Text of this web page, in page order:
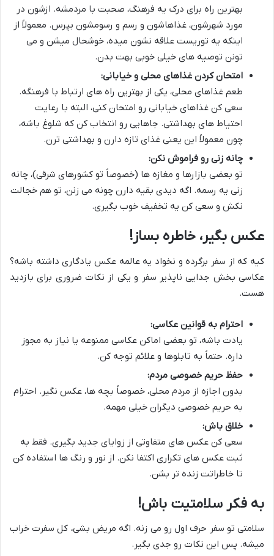
بهترین راه برای درک یه فرهنگ، صحبت با مردمشه. ازشون در
مورد شهرشون، غذاهاشون و رسم و رسومشون بپرس. معمولاً از
اینکه یه توریست علاقه نشون میده، خوشحال میشن و می
تونن توصیه های خیلی خوبی بهت بدن.
امتحان کردن غذاهای محلی و خیابانی:
طعم غذاهای محلی، یکی از بهترین راه های ارتباط با فرهنگه.
سعی کن غذاهای خیابانی رو امتحان کنی، البته با رعایت
احتیاط های بهداشتی. جاهایی رو انتخاب کن که شلوغ باشه،
چون معمولاً این یعنی غذای تازه دارن و بهداشتی ترن.
چانه زنی رو فراموش نکن:
تو بعضی بازارها و مغازه ها (خصوصاً تو کشورهای شرقی)، چانه
زنی یه رسمه. اگه دیدی بقیه دارن چونه می زنن، تو هم خجالت
نکش و سعی کن یه تخفیف خوب بگیری.
عکس بگیر، خاطره بساز!
کیه که از سفر برگرده و نخواد یه عالمه عکس یادگاری داشته باشه؟
عکاسی بخش جدایی ناپذیر سفر و یکی از نکات ضروری برای بازدید
هست.
احترام به قوانین عکاسی:
یادت باشه، تو بعضی اماکن عکاسی ممنوعه یا نیاز به مجوز
داره. حتماً به تابلوها و علائم توجه کن.
حفظ حریم خصوصی مردم:
بدون اجازه از مردم محلی، خصوصاً بچه ها، عکس نگیر. احترام
به حریم خصوصی دیگران خیلی مهمه.
خلاق باش:
سعی کن عکس های متفاوتی از زوایای جدید بگیری. فقط به
ثبت عکس های تکراری اکتفا نکن. از نور و رنگ ها استفاده کن
تا خاطراتت زنده تر بشن.
به فکر سلامتیت باش!
سلامتی تو سفر حرف اول رو می زنه. اگه مریض بشی، کل سفرت خراب
میشه. پس این نکات رو جدی بگیر.